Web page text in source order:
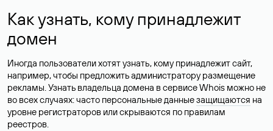
Как узнать, кому принадлежит
домен
Иногда пользователи хотят узнать, кому принадлежит сайт,
например, чтобы предложить администратору размещение
рекламы. Узнать владельца домена в сервисе Whois можно не
во всех случаях: часто персональные данныезащищаются на
уровне регистраторов или скрываются по правилам
реестров.